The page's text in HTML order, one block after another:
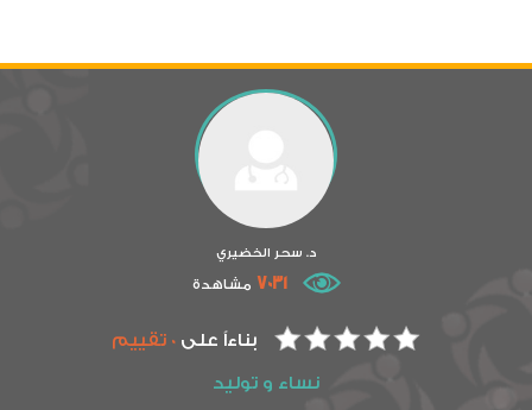
د. سحر الخضيري
7031 مشاهدة
بناءاً على0 تقييم
نساء و توليد